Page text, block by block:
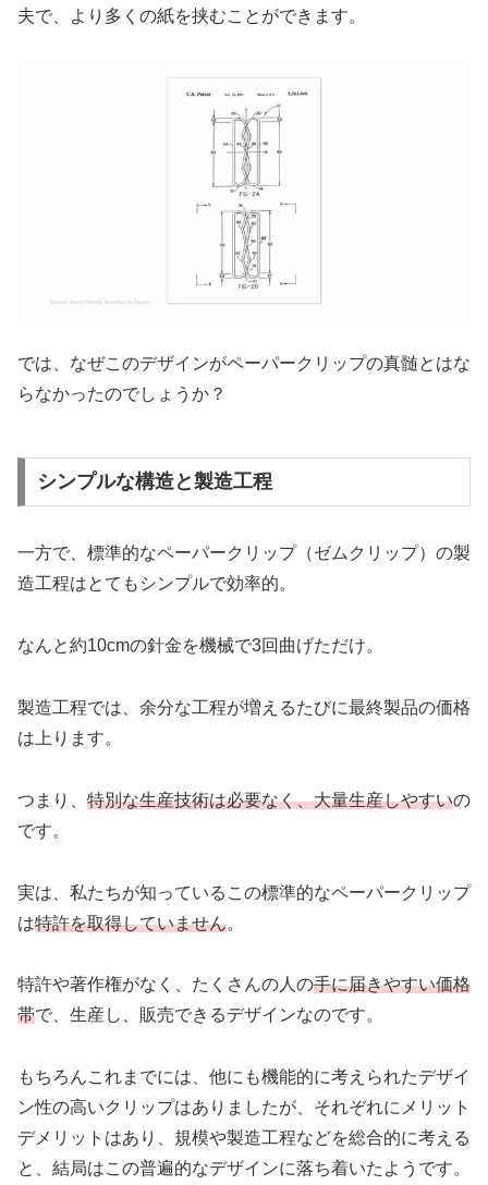
夫で、より多くの紙を挟むことができます。
では、なぜこのデザインがペーパークリップの真髄とはな
らなかったのでしょうか？
シンプルな構造と製造工程
一方で、標準的なペーパークリップ（ゼムクリップ）の製
造工程はとてもシンプルで効率的。
なんと約10cmの針金を機械で3回曲げただけ。
製造工程では、余分な工程が増えるたびに最終製品の価格
は上ります。
つまり、 特別な生産技術は必要なく、大量生産しやすいの
です。
実は、私たちが知っているこの標準的なペーパークリップ
は特許を取得していません。
特許や著作権がなく、たくさんの人の手に届きやすい価格
帯で、生産し、販売できるデザインなのです。
もちろんこれまでには、他にも機能的に考えられたデザイ
ン性の高いクリップはありましたが、それぞれにメリット
デメリットはあり、規模や製造工程などを総合的に考える
と、結局はこの普遍的なデザインに落ち着いたようです。